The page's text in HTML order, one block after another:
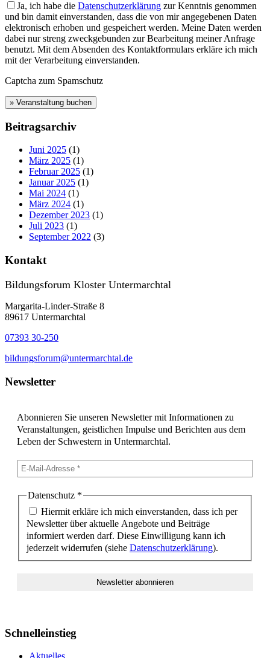
Ja, ich habe die Datenschutzerklärung zur Kenntnis genommen
und bin damit einverstanden, dass die von mir angegebenen Daten
elektronisch erhoben und gespeichert werden. Meine Daten werden
dabei nur streng zweckgebunden zur Bearbeitung meiner Anfrage
benutzt. Mit dem Absenden des Kontaktformulars erkläre ich mich
mit der Verarbeitung einverstanden.
Captcha zum Spamschutz
Beitragsarchiv
Juni 2025 (1)
März 2025 (1)
Februar 2025 (1)
Januar 2025 (1)
Mai 2024 (1)
März 2024 (1)
Dezember 2023 (1)
Juli 2023 (1)
September 2022 (3)
Kontakt
Bildungsforum Kloster Untermarchtal
Margarita-Linder-Straße 8
89617 Untermarchtal
07393 30-250
bildungsforum@untermarchtal.de
Newsletter
Abonnieren Sie unseren Newsletter mit Informationen zu
Veranstaltungen, geistlichen Impulse und Berichten aus dem
Leben der Schwestern in Untermarchtal.
Datenschutz *
Hiermit erkläre ich mich einverstanden, dass ich per
Newsletter über aktuelle Angebote und Beiträge
informiert werden darf. Diese Einwilligung kann ich
jederzeit widerrufen (siehe Datenschutzerklärung).
Schnelleinstieg